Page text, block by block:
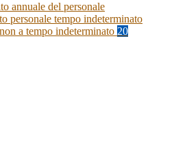
annuale del personale
personale tempo indeterminato
a tempo indeterminato 20